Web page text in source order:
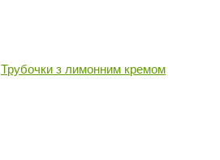
Трубочки з лимонним кремом